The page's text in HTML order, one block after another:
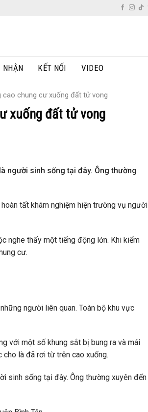
NHẬN KẾT NỐI VIDEO
chung cư xuống đất tử vong
xuống đất tử vong
người sinh sống tại đây. Ông thường
tất khám nghiệm hiện trường vụ người
nghe thấy một tiếng động lớn. Khi kiểm
cư.
người liên quan. Toàn bộ khu vực
với một số khung sắt bị bung ra và mái
là đã rơi từ trên cao xuống.
sinh sống tại đây. Ông thường xuyên đến